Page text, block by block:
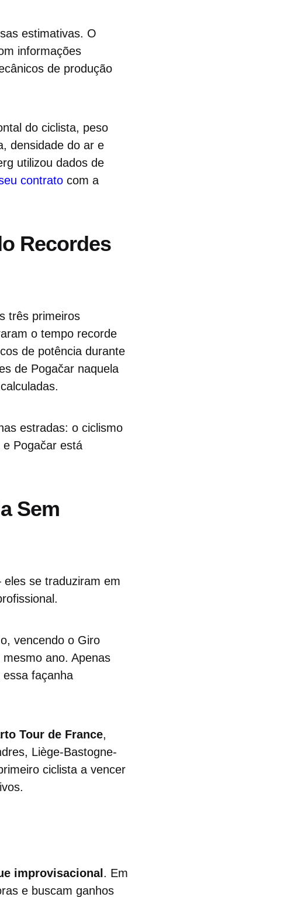
estimativas. O
informações
de produção
do ciclista, peso
densidade do ar e
utilizou dados de
contrato com a
Recordes
três primeiros
o tempo recorde
de potência durante
de Pogačar naquela
estradas: o ciclismo
Pogačar está
Sem
se traduziram em
vencendo o Giro
ano. Apenas
façanha
Tour de France,
Liège-Bastogne-
ciclista a vencer
improvisacional . Em
e buscam ganhos